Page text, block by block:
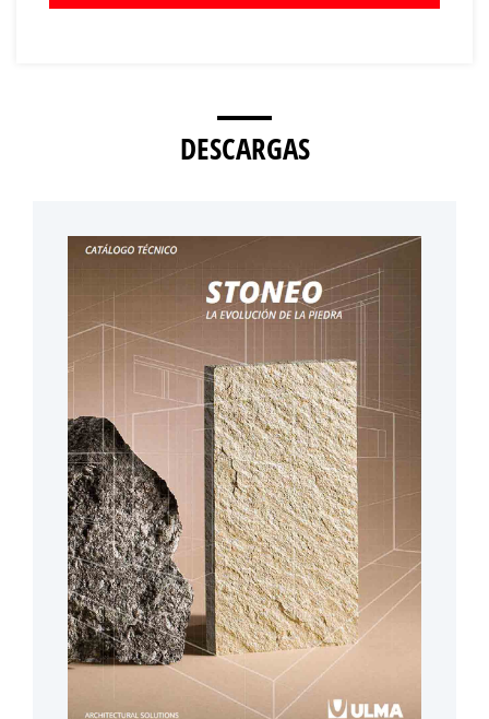
DESCARGAS